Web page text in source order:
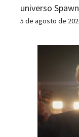
universo
5 de agosto de